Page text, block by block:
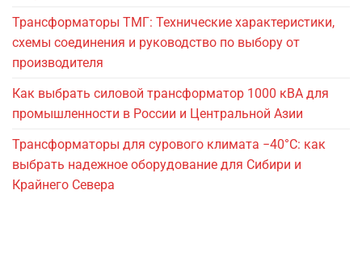
Трансформаторы ТМГ: Технические характеристики,
схемы соединения и руководство по выбору от
производителя
Как выбрать силовой трансформатор 1000 кВА для
промышленности в России и Центральной Азии
Трансформаторы для сурового климата −40°C: как
выбрать надежное оборудование для Сибири и
Крайнего Севера